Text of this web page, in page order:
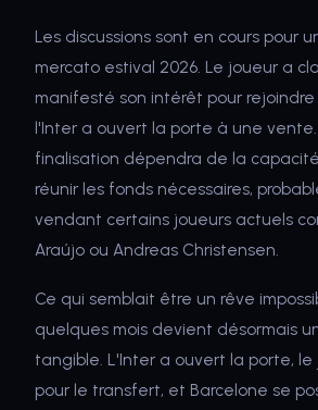
Les discussions sont en cours pour
mercato estival 2026. Le joueur a
manifesté son intérêt pour
l'Inter a ouvert la porte à une
finalisation dépendra de la
réunir les fonds nécessaires,
vendant certains joueurs actuels
Araújo ou Andreas Christensen.
Ce qui semblait être un rêve
quelques mois devient désormais
tangible. L'Inter a ouvert la porte, le
pour le transfert, et Barcelone se